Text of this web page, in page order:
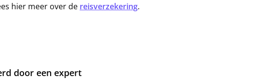
hier meer over de reisverzekering.
door een expert